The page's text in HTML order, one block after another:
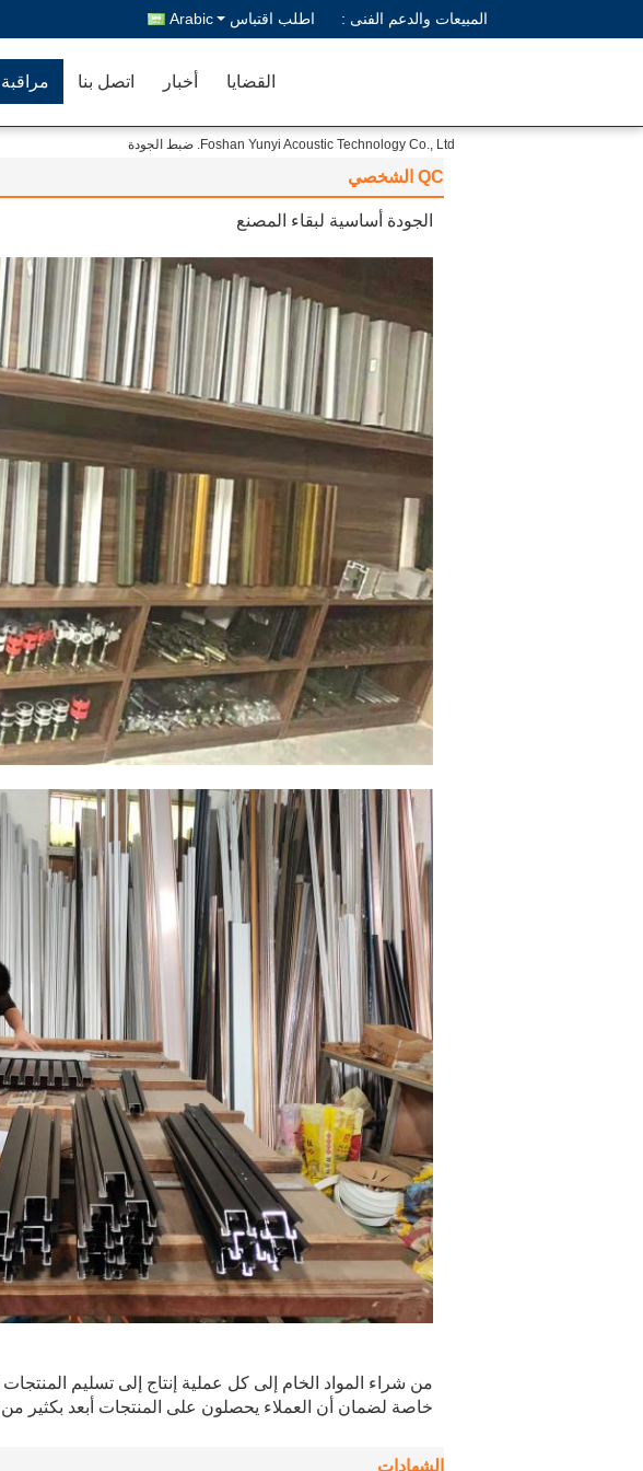
المبيعات والدعم الفنى : اطلب اقتباس Arabic
اتصل بنا أخبار القضايا
Foshan Yunyi Acoustic Technology Co., Ltd. ضبط الجودة
QC الشخصي
الجودة أساسية لبقاء المصنع
من شراء المواد الخام إلى كل عملية إنتاج إلى تسليم
خاصة لضمان أن العملاء يحصلون على المنتجات أبعد بكثير من
الشهادات